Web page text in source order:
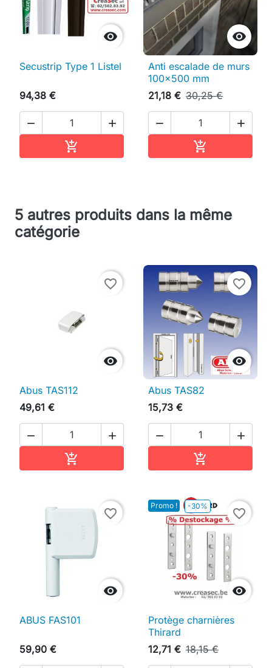

Secustrip Type 1 Listel
94,38 €
 


Anti escalade de murs
100x500 mm
21,18 € 30,25 €
 

5 autres produits dans la même
catégorie

favorite_border
Abus TAS112
49,61 €
 


favorite_border
Abus TAS82
15,73 €
 


favorite_border
ABUS FAS101
59,90 €
Promo ! -30%

favorite_border
Protège charnières
Thirard
12,71 € 18,15 €